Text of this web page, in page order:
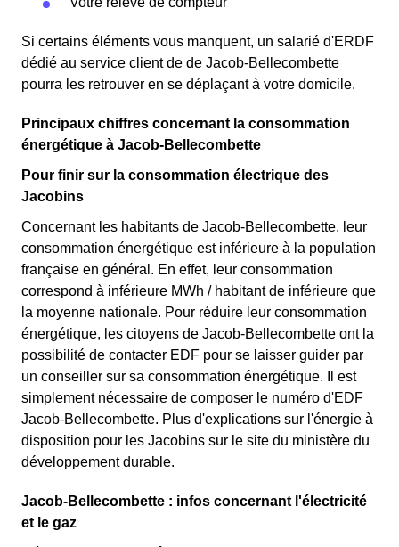
Si certains éléments vous manquent, un salarié d'ERDF
dédié au service client de de Jacob-Bellecombette
pourra les retrouver en se déplaçant à votre domicile.
Principaux chiffres concernant la consommation
énergétique à Jacob-Bellecombette
Pour finir sur la consommation électrique des
Jacobins
Concernant les habitants de Jacob-Bellecombette, leur
consommation énergétique est inférieure à la population
française en général. En effet, leur consommation
correspond à inférieure MWh / habitant de inférieure que
la moyenne nationale. Pour réduire leur consommation
énergétique, les citoyens de Jacob-Bellecombette ont la
possibilité de contacter EDF pour se laisser guider par
un conseiller sur sa consommation énergétique. Il est
simplement nécessaire de composer le numéro d'EDF
Jacob-Bellecombette. Plus d'explications sur l'énergie à
disposition pour les Jacobins sur le site du ministère du
développement durable.
Jacob-Bellecombette : infos concernant l'électricité
et le gaz